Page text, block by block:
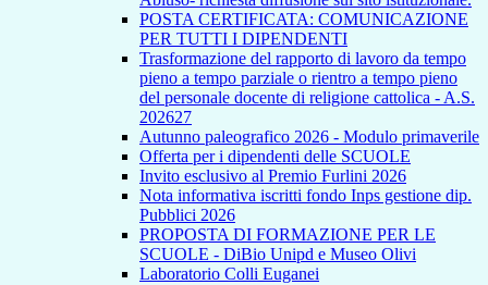
POSTA CERTIFICATA: COMUNICAZIONE
PER TUTTI I DIPENDENTI
Trasformazione del rapporto di lavoro da tempo
pieno a tempo parziale o rientro a tempo pieno
del personale docente di religione cattolica - A.S.
202627
Autunno paleografico 2026 - Modulo primaverile
Offerta per i dipendenti delle SCUOLE
Invito esclusivo al Premio Furlini 2026
Nota informativa iscritti fondo Inps gestione dip.
Pubblici 2026
PROPOSTA DI FORMAZIONE PER LE
SCUOLE - DiBio Unipd e Museo Olivi
Laboratorio Colli Euganei